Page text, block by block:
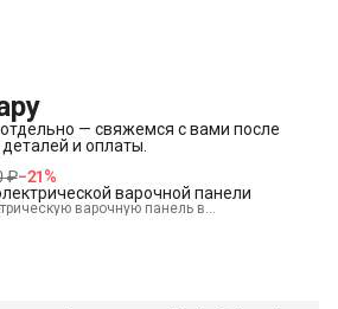
— свяжемся с вами после
и оплаты.
₽−21%
варочной панели
варочную панель в
место и подключим к электрике.